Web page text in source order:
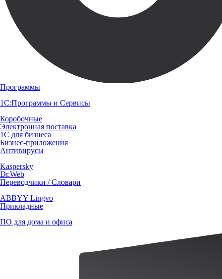
Программы
1С:Программы и Сервисы
Коробочные
Электронная поставка
1С для бизнеса
Бизнес-приложения
Антивирусы
Kaspersky
Dr.Web
Переводчики / Словари
ABBYY Lingvo
Прикладные
ПО для дома и офиса